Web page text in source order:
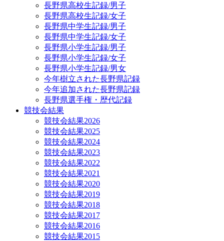
長野県高校生記録/男子
長野県高校生記録/女子
長野県中学生記録/男子
長野県中学生記録/女子
長野県小学生記録/男子
長野県小学生記録/女子
長野県小学生記録/男女
今年樹立された長野県記録
今年追加された長野県記録
長野県選手権・歴代記録
競技会結果
競技会結果2026
競技会結果2025
競技会結果2024
競技会結果2023
競技会結果2022
競技会結果2021
競技会結果2020
競技会結果2019
競技会結果2018
競技会結果2017
競技会結果2016
競技会結果2015